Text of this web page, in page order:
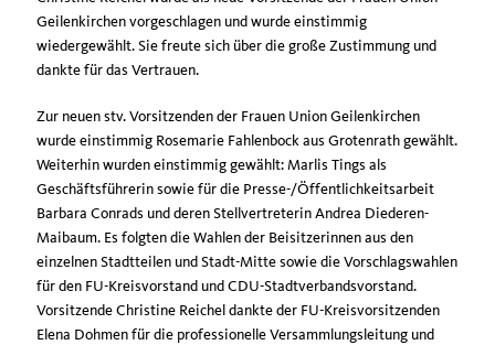
Geilenkirchen vorgeschlagen und wurde einstimmig
wiedergewählt. Sie freute sich über die große Zustimmung und
dankte für das Vertrauen.
Zur neuen stv. Vorsitzenden der Frauen Union Geilenkirchen
wurde einstimmig Rosemarie Fahlenbock aus Grotenrath gewählt.
Weiterhin wurden einstimmig gewählt: Marlis Tings als
Geschäftsführerin sowie für die Presse-/Öffentlichkeitsarbeit
Barbara Conrads und deren Stellvertreterin Andrea Diederen-
Maibaum. Es folgten die Wahlen der Beisitzerinnen aus den
einzelnen Stadtteilen und Stadt-Mitte sowie die Vorschlagswahlen
für den FU-Kreisvorstand und CDU-Stadtverbandsvorstand.
Vorsitzende Christine Reichel dankte der FU-Kreisvorsitzenden
Elena Dohmen für die professionelle Versammlungsleitung und